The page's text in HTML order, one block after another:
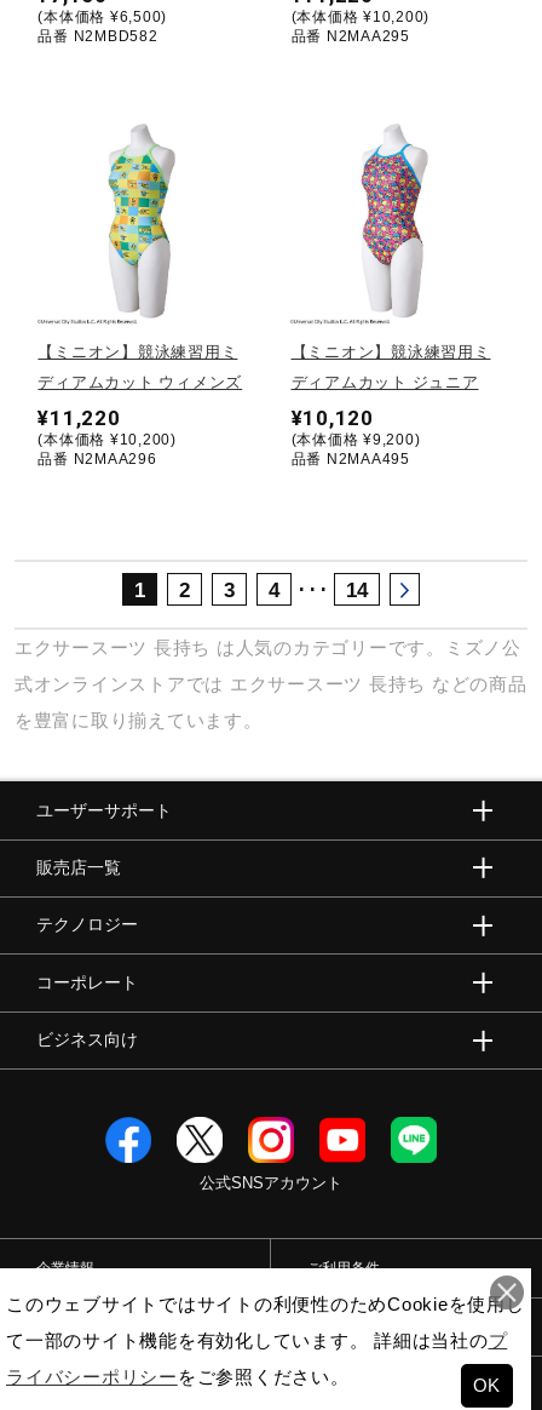
セール
その他
直営店一覧
(本体価格 ¥6,500)
品番 N2MBD582
(本体価格 ¥10,200)
品番 N2MAA295
【ミニオン】競泳練習用ミ
ディアムカット ウィメンズ
¥11,220
(本体価格 ¥10,200)
品番 N2MAA296
【ミニオン】競泳練習用ミ
ディアムカット ジュニア
¥10,120
(本体価格 ¥9,200)
品番 N2MAA495
1 2 3 4 ･･･ 14
エクサースーツ 長持ち は人気のカテゴリーです。ミズノ公
式オンラインストアでは エクサースーツ 長持ち などの商品
を豊富に取り揃えています。
ユーザーサポート
販売店一覧
テクノロジー
コーポレート
ビジネス向け
公式SNSアカウント
企業情報 ご利用条件
© Mizuno Corporation OK
このウェブサイトではサイトの利便性のためCookieを使用し
て一部のサイト機能を有効化しています。 詳細は当社のプ
ライバシーポリシー をご参照ください。